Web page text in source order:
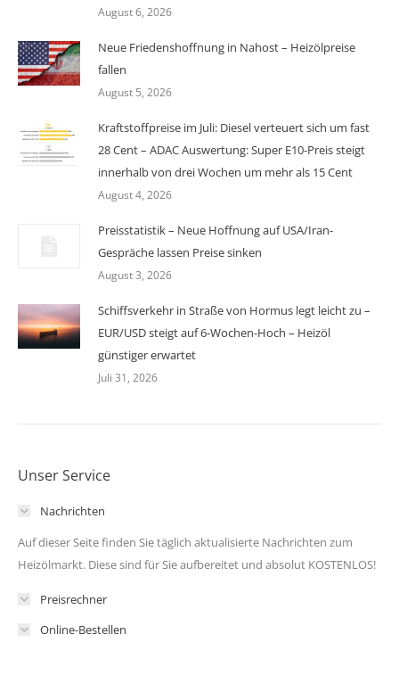
August 6, 2026
Neue Friedenshoffnung in Nahost – Heizölpreise
fallen
August 5, 2026
Kraftstoffpreise im Juli: Diesel verteuert sich um fast
28 Cent – ADAC Auswertung: Super E10-Preis steigt
innerhalb von drei Wochen um mehr als 15 Cent
August 4, 2026
Preisstatistik – Neue Hoffnung auf USA/Iran-
Gespräche lassen Preise sinken
August 3, 2026
Schiffsverkehr in Straße von Hormus legt leicht zu –
EUR/USD steigt auf 6-Wochen-Hoch – Heizöl
günstiger erwartet
Juli 31, 2026
Unser Service
Nachrichten
Auf dieser Seite finden Sie täglich aktualisierte Nachrichten zum
Heizölmarkt. Diese sind für Sie aufbereitet und absolut KOSTENLOS!
Preisrechner
Online-Bestellen